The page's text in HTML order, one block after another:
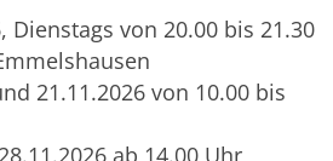
Dienstags von 20.00 bis 21.30
21.11.2026 von 10.00 bis
ab 14.00 Uhr